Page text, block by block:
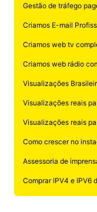
Gestão de tráfego
Criamos E-mail
Criamos web tv
Criamos web rádio
Visualizações
Visualizações reais
Visualizações reais
Como crescer no
Assessoria de
Comprar IPV4 e IPV6